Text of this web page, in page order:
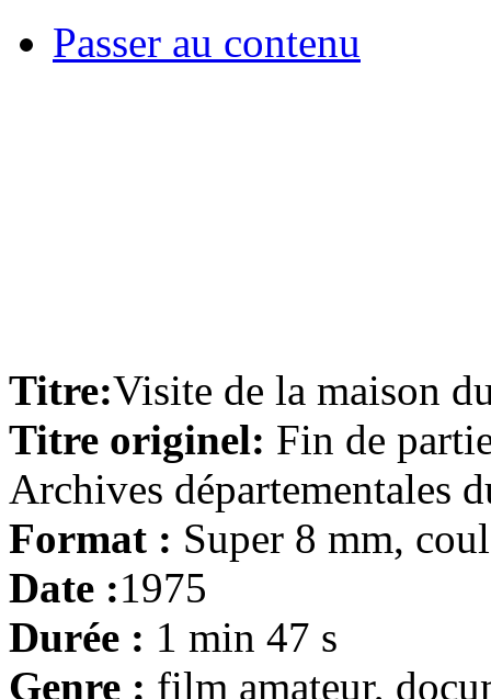
Passer au contenu
Titre:Visite de la maison
Titre originel: Fin de
Archives départementales
Format : Super 8 mm,
Date :1975
Durée : 1 min 47 s
Genre : film amateur,